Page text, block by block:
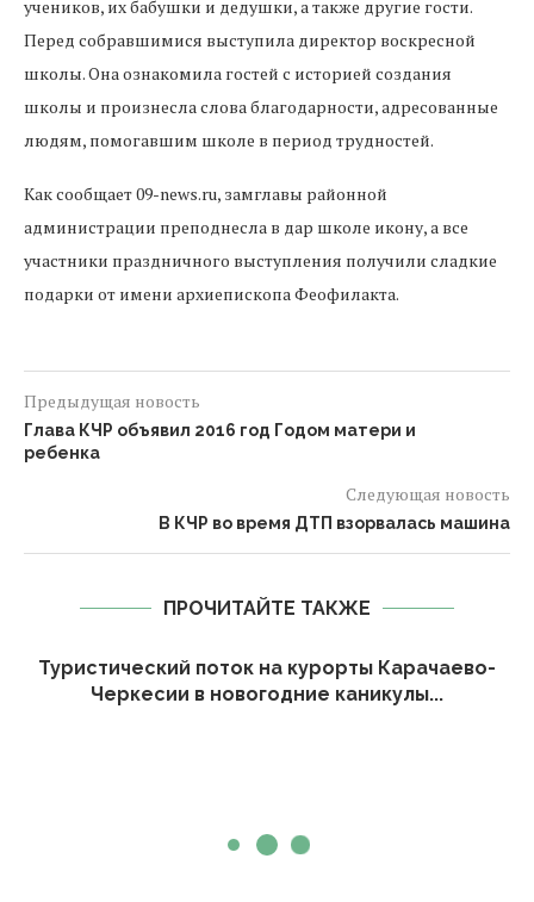
учеников, их бабушки и дедушки, а также другие гости.
Перед собравшимися выступила директор воскресной
школы. Она ознакомила гостей с историей создания
школы и произнесла слова благодарности, адресованные
людям, помогавшим школе в период трудностей.
Как сообщает 09-news.ru, замглавы районной
администрации преподнесла в дар школе икону, а все
участники праздничного выступления получили сладкие
подарки от имени архиепископа Феофилакта.
Предыдущая новость
Глава КЧР объявил 2016 год Годом матери и
ребенка
Следующая новость
В КЧР во время ДТП взорвалась машина
ПРОЧИТАЙТЕ ТАКЖЕ
Туристический поток на курорты Карачаево-
Черкесии в новогодние каникулы...